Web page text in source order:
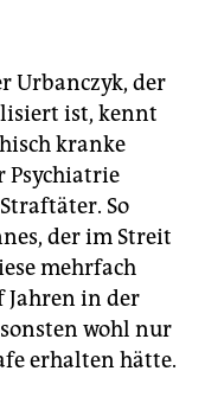
Urbanczyk, der
ist, kennt
kranke
Psychiatrie
So
der im Streit
mehrfach
in der
wohl nur
erhalten hätte.